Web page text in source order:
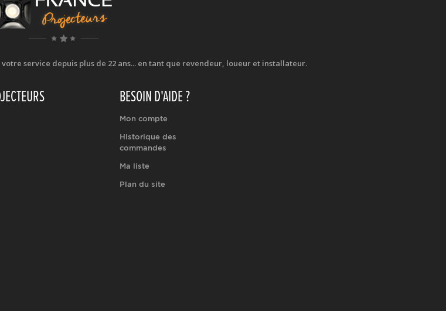
votre service depuis plus de 22 ans... en tant que revendeur, loueur et installateur.
BESOIN D'AIDE ?
Mon compte
Historique des
commandes
Ma liste
Plan du site